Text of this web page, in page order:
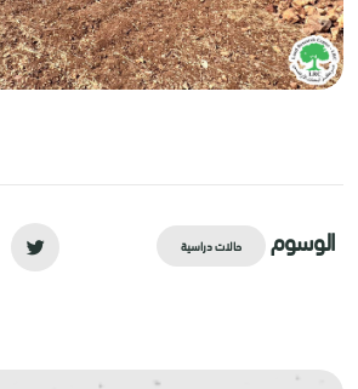
الوسوم حالات دراسية